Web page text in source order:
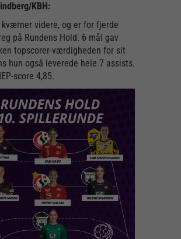
KBH:
kværner videre, og er for fjerde
på Rundens Hold. 6 mål gav
topscorer-værdigheden for sit
hun også leverede hele 7 assists.
score 4,85.